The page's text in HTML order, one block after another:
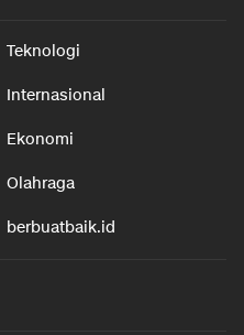
Teknologi
Internasional
Ekonomi
Olahraga
berbuatbaik.id